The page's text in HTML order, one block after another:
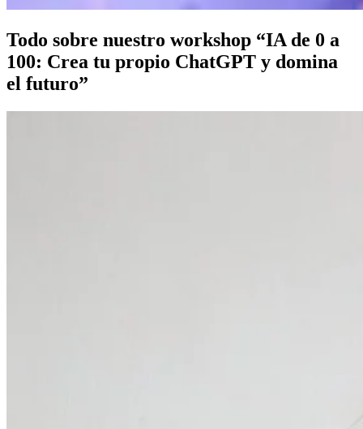
Todo sobre nuestro workshop “IA de 0 a
100: Crea tu propio ChatGPT y domina
el futuro”